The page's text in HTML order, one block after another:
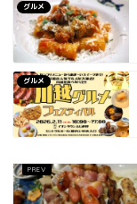
グルメ
グルメ